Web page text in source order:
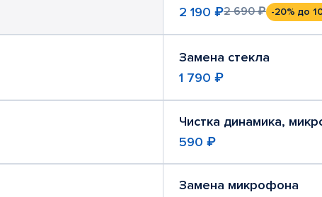
2 190 ₽2 690 ₽ -20% до
Замена стекла
1 790 ₽
Чистка динамика,
590 ₽
Замена микрофона